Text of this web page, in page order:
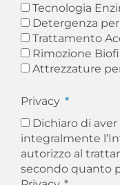
Tecnologia
Detergenza
Trattamento
Rimozione
Attrezzature
Privacy
Dichiaro di
integralmente
autorizzo al
secondo quanto